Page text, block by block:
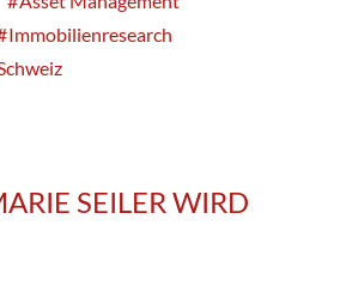
Immobilienresearch
SEILER WIRD